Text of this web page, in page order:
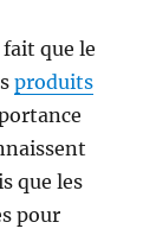
que le
produits
que les
pour